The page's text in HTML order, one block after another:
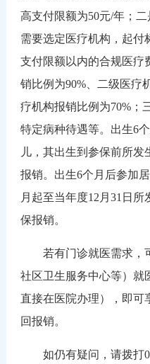
高支付限额为50元/年；
需要选定医疗机构，起付
支付限额以内的合规医疗
销比例为90%、二级医疗
疗机构报销比例为70%；
特定病种待遇等。出生6
儿，其出生到参保前所
报销。出生6个月后参加
月起至当年度12月31日
保报销。
若有门诊就医需求，
社区卫生服务中心等）就
直接在医院办理），即可
回报销。
如仍有疑问，请拨打